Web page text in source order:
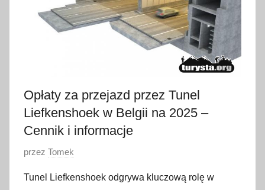
2
5
Opłaty za przejazd przez Tunel
Liefkenshoek w Belgii na 2025 –
Cennik i informacje
O
u
przez Tomek
Tunel Liefkenshoek odgrywa kluczową rolę w